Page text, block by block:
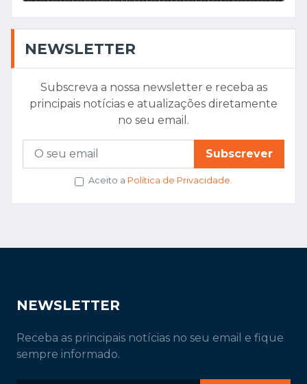
NEWSLETTER
Subscreva a nossa newsletter e receba as
principais notícias e atualizações diretamente
no seu email.
Subscrever
Aceito a Política de Privacidade
NEWSLETTER
Receba as principais notícias no seu email e fique
sempre informado.